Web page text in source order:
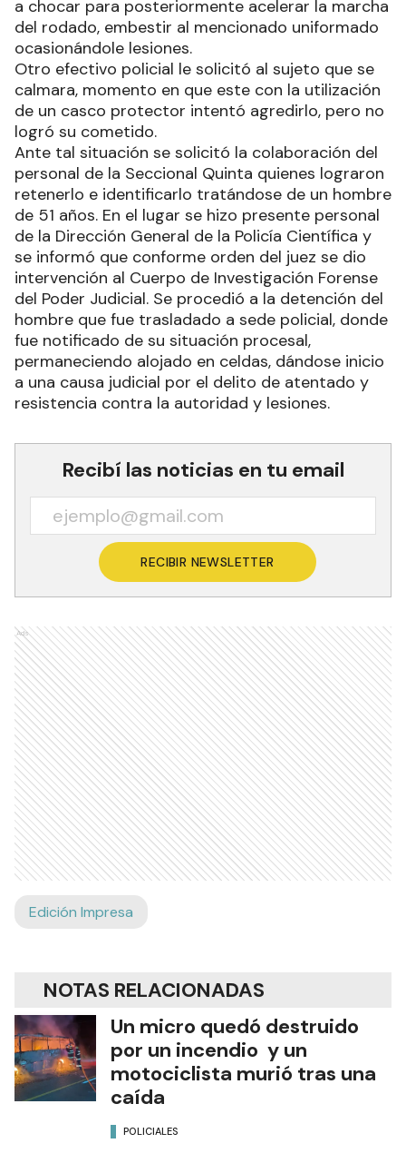
a chocar para posteriormente acelerar la marcha
del rodado, embestir al mencionado uniformado
ocasionándole lesiones.
Otro efectivo policial le solicitó al sujeto que se
calmara, momento en que este con la utilización
de un casco protector intentó agredirlo, pero no
logró su cometido.
Ante tal situación se solicitó la colaboración del
personal de la Seccional Quinta quienes lograron
retenerlo e identificarlo tratándose de un hombre
de 51 años. En el lugar se hizo presente personal
de la Dirección General de la Policía Científica y
se informó que conforme orden del juez se dio
intervención al Cuerpo de Investigación Forense
del Poder Judicial. Se procedió a la detención del
hombre que fue trasladado a sede policial, donde
fue notificado de su situación procesal,
permaneciendo alojado en celdas, dándose inicio
a una causa judicial por el delito de atentado y
resistencia contra la autoridad y lesiones.
Recibí las noticias en tu email
RECIBIR NEWSLETTER
Ads
Edición Impresa
NOTAS RELACIONADAS
Un micro quedó destruido
por un incendio y un
motociclista murió tras una
caída
POLICIALES